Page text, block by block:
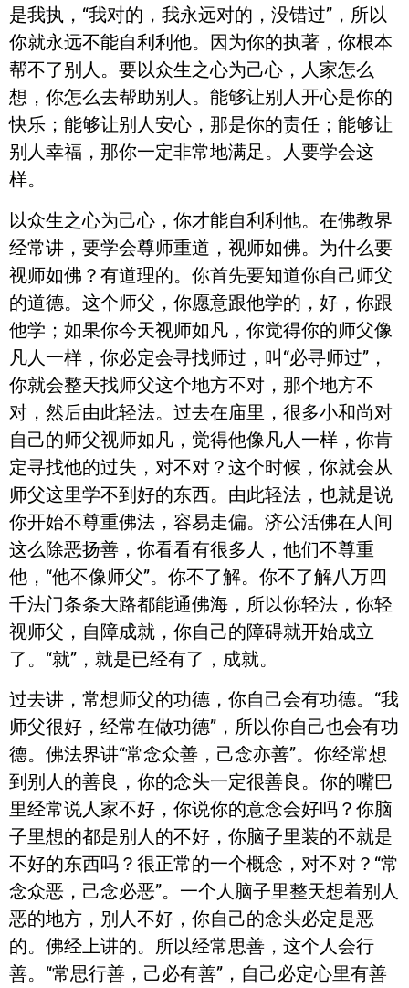
是我执，“我对的，我永远对的，没错过”，所以
你就永远不能自利利他。因为你的执著，你根本
帮不了别人。要以众生之心为己心，人家怎么
想，你怎么去帮助别人。能够让别人开心是你的
快乐；能够让别人安心，那是你的责任；能够让
别人幸福，那你一定非常地满足。人要学会这
样。
以众生之心为己心，你才能自利利他。在佛教界
经常讲，要学会尊师重道，视师如佛。为什么要
视师如佛？有道理的。你首先要知道你自己师父
的道德。这个师父，你愿意跟他学的，好，你跟
他学；如果你今天视师如凡，你觉得你的师父像
凡人一样，你必定会寻找师过，叫“必寻师过”，
你就会整天找师父这个地方不对，那个地方不
对，然后由此轻法。过去在庙里，很多小和尚对
自己的师父视师如凡，觉得他像凡人一样，你肯
定寻找他的过失，对不对？这个时候，你就会从
师父这里学不到好的东西。由此轻法，也就是说
你开始不尊重佛法，容易走偏。济公活佛在人间
这么除恶扬善，你看看有很多人，他们不尊重
他，“他不像师父”。你不了解。你不了解八万四
千法门条条大路都能通佛海，所以你轻法，你轻
视师父，自障成就，你自己的障碍就开始成立
了。“就”，就是已经有了，成就。
过去讲，常想师父的功德，你自己会有功德。“我
师父很好，经常在做功德”，所以你自己也会有功
德。佛法界讲“常念众善，己念亦善”。你经常想
到别人的善良，你的念头一定很善良。你的嘴巴
里经常说人家不好，你说你的意念会好吗？你脑
子里想的都是别人的不好，你脑子里装的不就是
不好的东西吗？很正常的一个概念，对不对？“常
念众恶，己念必恶”。一个人脑子里整天想着别人
恶的地方，别人不好，你自己的念头必定是恶
的。佛经上讲的。所以经常思善，这个人会行
善。“常思行善，己必有善”，自己必定心里有善